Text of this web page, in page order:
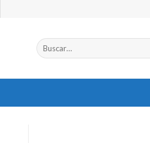
Buscar
por: